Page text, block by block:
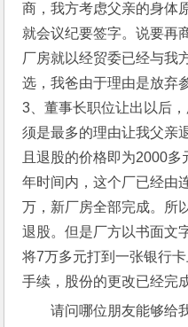
商，我方考虑父亲的身体
就会议纪要签字。说要再
厂房就以经贸委已经与我
选，我爸由于理由是放弃
3、董事长职位让出以后
须是最多的理由让我父亲
且退股的价格即为2000
年时间内，这个厂已经由
万，新厂房全部完成。所
退股。但是厂方以书面文
将7万多元打到一张银行
手续，股份的更改已经完
请问哪位朋友能够给